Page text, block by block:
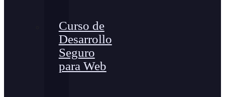
Curso de
Desarrollo
Seguro
para Web